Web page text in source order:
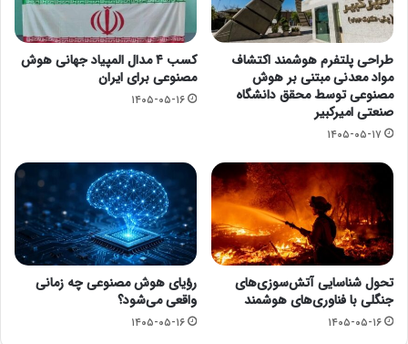
طراحی پلتفرم هوشمند اکتشاف
مواد معدنی مبتنی بر هوش
مصنوعی توسط محقق دانشگاه
صنعتی امیرکبیر
۱۴۰۵-۰۵-۱۷
کسب ۴ مدال المپیاد جهانی هوش
مصنوعی برای ایران
۱۴۰۵-۰۵-۱۶
تحول شناسایی آتش‌سوزی‌های
جنگلی با فناوری‌های هوشمند
۱۴۰۵-۰۵-۱۶
رؤیای هوش مصنوعی چه زمانی
واقعی می‌شود؟
۱۴۰۵-۰۵-۱۶